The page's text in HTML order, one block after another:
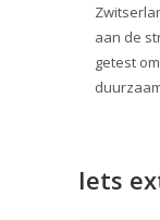
aan de
getest
Iets